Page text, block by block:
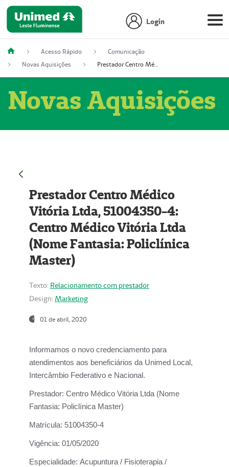
Login
Acesso Rápido
Comunicação
Novas Aquisições
Prestador Centro Médico Vitória Ltda, 51004350-4: Centro Médico Vitória Ltda (Nome Fantasia: Policlínica Master)
Novas Aquisições
Prestador Centro Médico
Vitória Ltda, 51004350-4:
Centro Médico Vitória Ltda
(Nome Fantasia: Policlínica
Master)
Texto: Relacionamento com prestador
Design: Marketing
01 de abril, 2020
Informamos o novo credenciamento para
atendimentos aos beneficiários da Unimed Local,
Intercâmbio Federativo e Nacional.
Prestador: Centro Médico Vitória Ltda (Nome
Fantasia: Policlínica Master)
Matrícula: 51004350-4
Vigência: 01/05/2020
Especialidade: Acupuntura / Fisioterapia /